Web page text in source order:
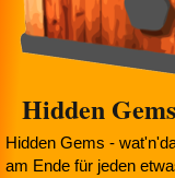
Hidden Gems
Hidden Gems -
am Ende für jeden